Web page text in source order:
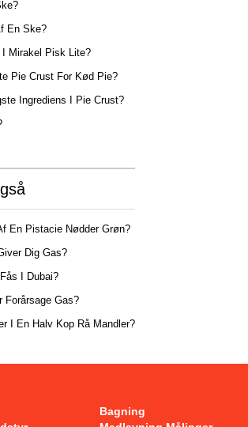
​​en Ske?
Mirakel Pisk Lite?
Pie Crust For Kød Pie?
Ingrediens I Pie Crust?
​​en Pistacie Nødder Grøn?
Dig Gas?
I Dubai?
Forårsage Gas?
I En Halv Kop Rå Mandler?
Bagning